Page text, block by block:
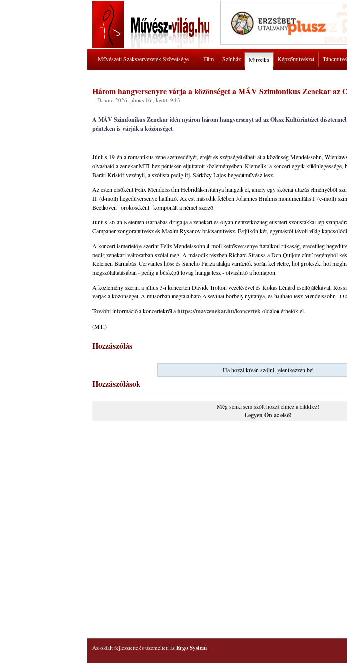
Művészeti Szakszervezetek Szövetsége Film Színház Muzsika Képzőművészet
Három hangversenyre várja a közönséget a MÁV Szimfonikus Zenekar az
Dátum: 2026. június 16., kedd, 9:13
A MÁV Szimfonikus Zenekar idén nyáron három hangversenyt ad az Olasz Kultúrintézet
pénteken is várják a közönséget.
Június 19-én a romantikus zene szenvedélyét, erejét és szépségét élheti át a közönség Mendelssohn,
olvasható a zenekar MTI-hez pénteken eljuttatott közleményében. Kiemelik: a koncert egyik különlegessége,
Baráti Kristóf vezényli, a szólista pedig ifj. Sárközy Lajos hegedűművész lesz.
Az esten elsőként Felix Mendelssohn Hebridák-nyitánya hangzik el, amely egy skóciai utazás élményéből
II. (d-moll) hegedűversenye hallható. Az est második felében Johannes Brahms monumentális I. (c-moll)
Beethoven "örököseként" komponált a német szerző.
Június 26-án Kelemen Barnabás dirigálja a zenekart és olyan nemzetközileg elismert szólistákkal lép
Campaner zongoraművész és Maxim Rysanov brácsaművész. Estjükön két, egymástól távoli világ
A koncert ismertetője szerint Felix Mendelssohn d-moll kettősversenye fiatalkori ritkaság, eredetileg
pedig zenekari változatban szólal meg. A második részben Richard Strauss a Don Quijote című regényből
Kelemen Barnabás. Cervantes hőse és Sancho Panza alakja variációk során kel életre, hol groteszk, hol
megszólaltatásában - pedig a búsképű lovag hangja lesz - olvasható a honlapon.
A közlemény szerint a július 3-i koncerten Davide Trolton vezetésével és Kokas Lénárd csellójátékával,
várják a közönséget. A műsorban megtalálható A sevillai borbély nyitánya, és hallható lesz Mendelssohn
További információ a koncertekről ahttps://mavzenekar.hu/koncertekoldalon érhetők el.
(MTI)
Hozzászólás
Ha hozzá kíván szólni, jelentkezzen be!
Hozzászólások
Még senki sem szólt hozzá ehhez a cikkhez!
Legyen Ön az első!
Az oldalt fejlesztette és üzemelteti az Ergo System